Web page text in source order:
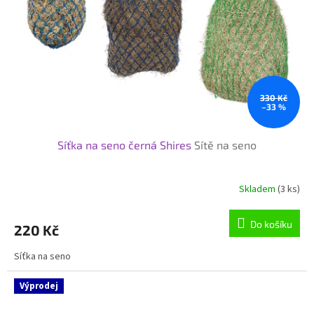
330 Kč
–33 %
Síťka na seno černá Shires Sítě na seno
Skladem (3 ks)
220 Kč Do košíku
Síťka na seno
Výprodej